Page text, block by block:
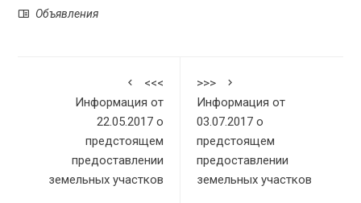
Объявления
<<<
Информация от
22.05.2017 о
предстоящем
предоставлении
земельных участков
>>>
Информация от
03.07.2017 о
предстоящем
предоставлении
земельных участков